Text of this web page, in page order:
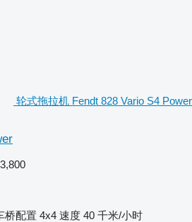
轮式拖拉机 Fendt 828 Vario S4 Power
桥配置 4x4 速度 40 千米/小时